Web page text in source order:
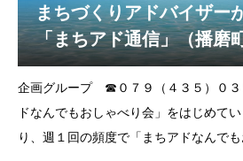
まちづくりアドバイザー
「まちアド通信」（播磨
企画グループ ☎︎０７９（４３５）０３
ドなんでもおしゃべり会」をはじめて
り、週１回の頻度で「まちアドなんで